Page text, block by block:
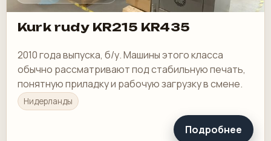
Kurk rudy KR215 KR435
2010 года выпуска, б/у. Машины этого класса
обычно рассматривают под стабильную печать,
понятную приладку и рабочую загрузку в смене.
Нидерланды
Подробнее